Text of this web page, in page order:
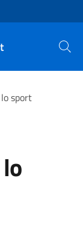
Cerca
sport